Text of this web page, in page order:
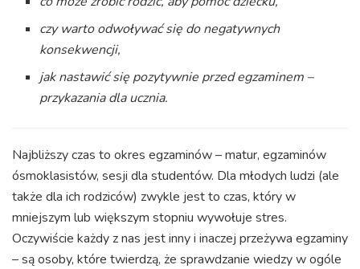
czy warto odwoływać się do negatywnych
konsekwencji,
jak nastawić się pozytywnie przed egzaminem –
przykazania dla ucznia.
Najbliższy czas to okres egzaminów – matur, egzaminów
ósmoklasistów, sesji dla studentów. Dla młodych ludzi (ale
także dla ich rodziców) zwykle jest to czas, który w
mniejszym lub większym stopniu wywołuje stres.
Oczywiście każdy z nas jest inny i inaczej przeżywa egzaminy
– są osoby, które twierdzą, że sprawdzanie wiedzy w ogóle